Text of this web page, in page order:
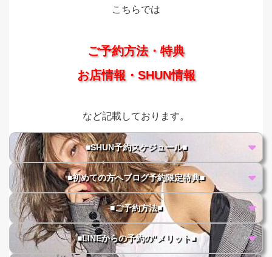
こちらでは
ご予約方法・特典
お店情報・SHUN情報
など記載しております。
■SHUN予約スケジュール■
■初めての方へブログ予約限定特典■
■ご予約方法■
■LINEからの予約の"メリット■